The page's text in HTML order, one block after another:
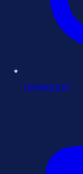
Instagram